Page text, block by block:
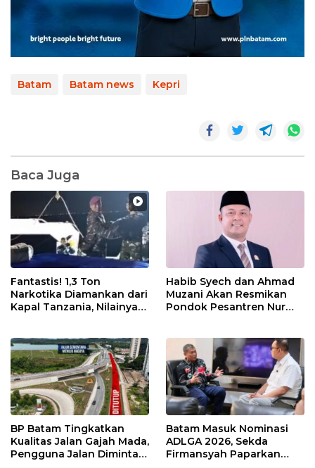
Batam Batam news Kepri
Baca Juga
Fantastis! 1,3 Ton
Narkotika Diamankan dari
Kapal Tanzania, Nilainya
Habib Syech dan Ahmad
Muzani Akan Resmikan
Pondok Pesantren Nur
BP Batam Tingkatkan
Kualitas Jalan Gajah Mada,
Pengguna Jalan Diminta
Batam Masuk Nominasi
ADLGA 2026, Sekda
Firmansyah Paparkan